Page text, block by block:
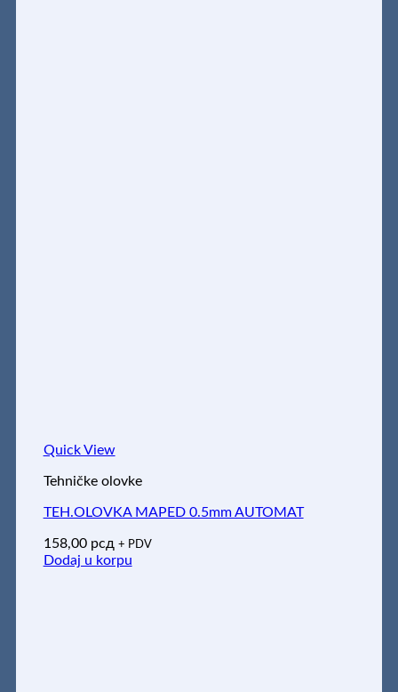
Quick View
Tehničke olovke
TEH.OLOVKA MAPED 0.5mm AUTOMAT
158,00 рсд + PDV
Dodaj u korpu